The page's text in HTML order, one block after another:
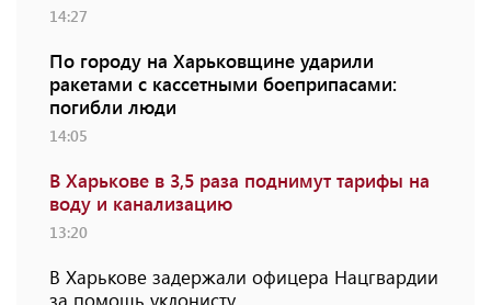
14:27
По городу на Харьковщине ударили
ракетами с кассетными боеприпасами:
погибли люди
14:05
В Харькове в 3,5 раза поднимут тарифы на
воду и канализацию
13:20
В Харькове задержали офицера Нацгвардии
за помощь уклонисту